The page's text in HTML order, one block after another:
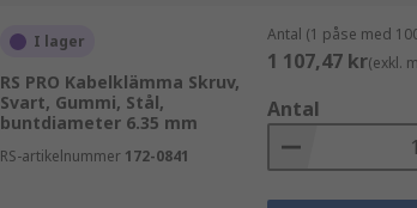
I lager
RS PRO Kabelklämma Skruv,
Svart, Gummi, Stål,
buntdiameter 6.35 mm
RS-artikelnummer 172-0841
Antal (1 påse med
1 107,47 kr(exkl.
Antal